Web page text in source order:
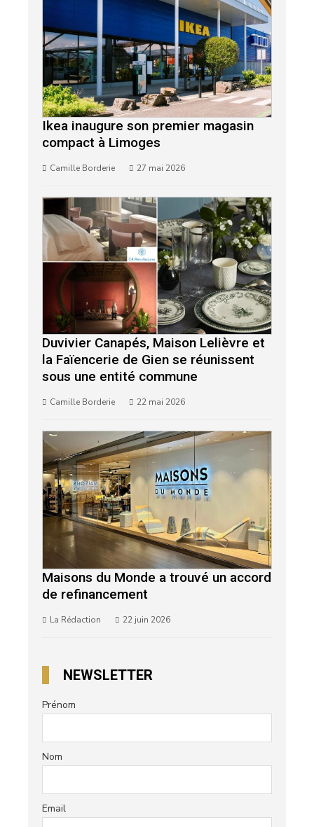
Ikea inaugure son premier magasin
compact à Limoges
Camille Borderie 27 mai 2026
Duvivier Canapés, Maison Lelièvre et
la Faïencerie de Gien se réunissent
sous une entité commune
Camille Borderie 22 mai 2026
Maisons du Monde a trouvé un accord
de refinancement
La Rédaction 22 juin 2026
NEWSLETTER
Prénom
Nom
Email